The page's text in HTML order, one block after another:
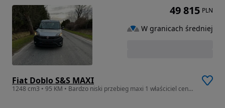
Fiat Doblo S&S MAXI
1248 cm3 • 95 KM • Bardzo niski przebieg maxi 1 właściciel cena brutto
49 815 PLN
W granicach średniej